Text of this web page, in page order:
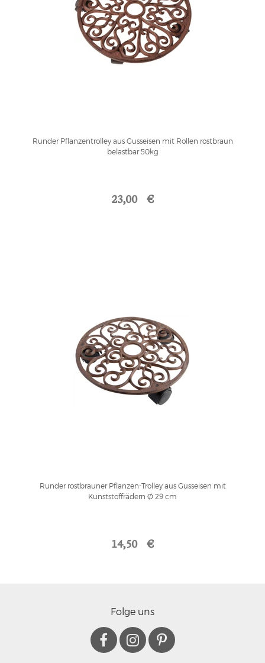
Runder Pflanzentrolley aus Gusseisen mit Rollen rostbraun
belastbar 50kg
23,00 €
Runder rostbrauner Pflanzen-Trolley aus Gusseisen mit
Kunststoffrädern Ø 29 cm
14,50 €
Folge uns